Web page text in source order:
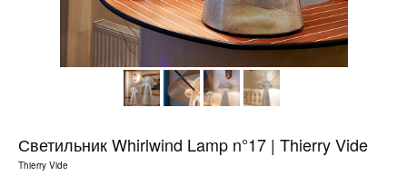
Светильник Whirlwind Lamp n°17 | Thierry Vide
Thierry Vide